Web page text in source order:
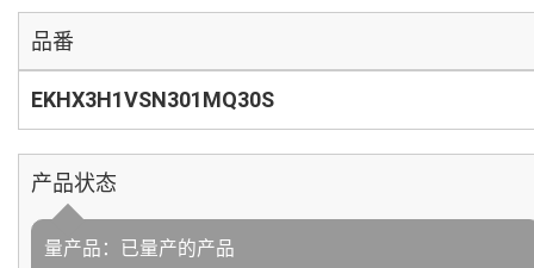
品番
EKHX3H1VSN301MQ30S
产品状态
量产品：已量产的产品